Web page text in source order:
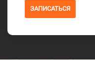
ЗАПИСАТЬСЯ